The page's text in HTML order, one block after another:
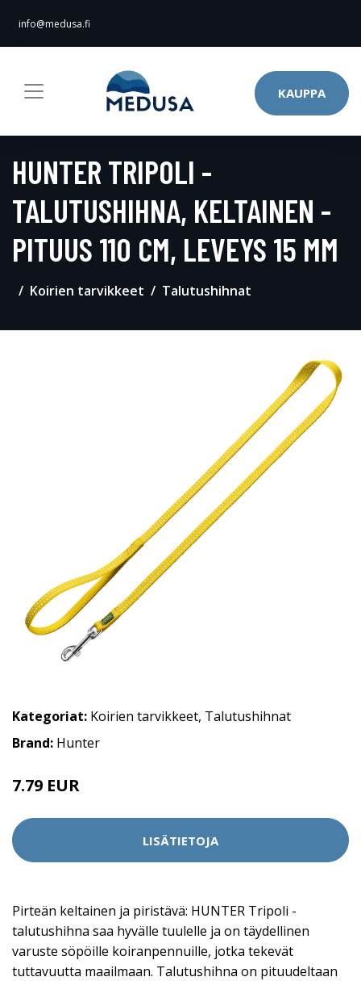
info@medusa.fi
KAUPPA
HUNTER TRIPOLI -
TALUTUSHIHNA, KELTAINEN -
PITUUS 110 CM, LEVEYS 15 MM
Koirien tarvikkeet Talutushihnat
Kategoriat: Koirien tarvikkeet, Talutushihnat
Brand: Hunter
7.79 EUR
LISÄTIETOJA
Pirteän keltainen ja piristävä: HUNTER Tripoli -
talutushihna saa hyvälle tuulelle ja on täydellinen
varuste söpöille koiranpennuille, jotka tekevät
tuttavuutta maailmaan. Talutushihna on pituudeltaan